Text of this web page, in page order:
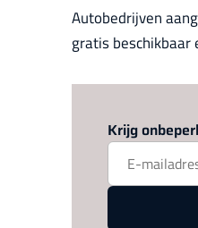
Autobedrijven
gratis
Krijg